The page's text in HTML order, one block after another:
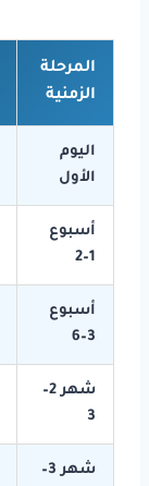
المرحلة
الزمنية
اليوم
الأول
أسبوع
1–2
أسبوع
3–6
شهر 2–
3
شهر 3–